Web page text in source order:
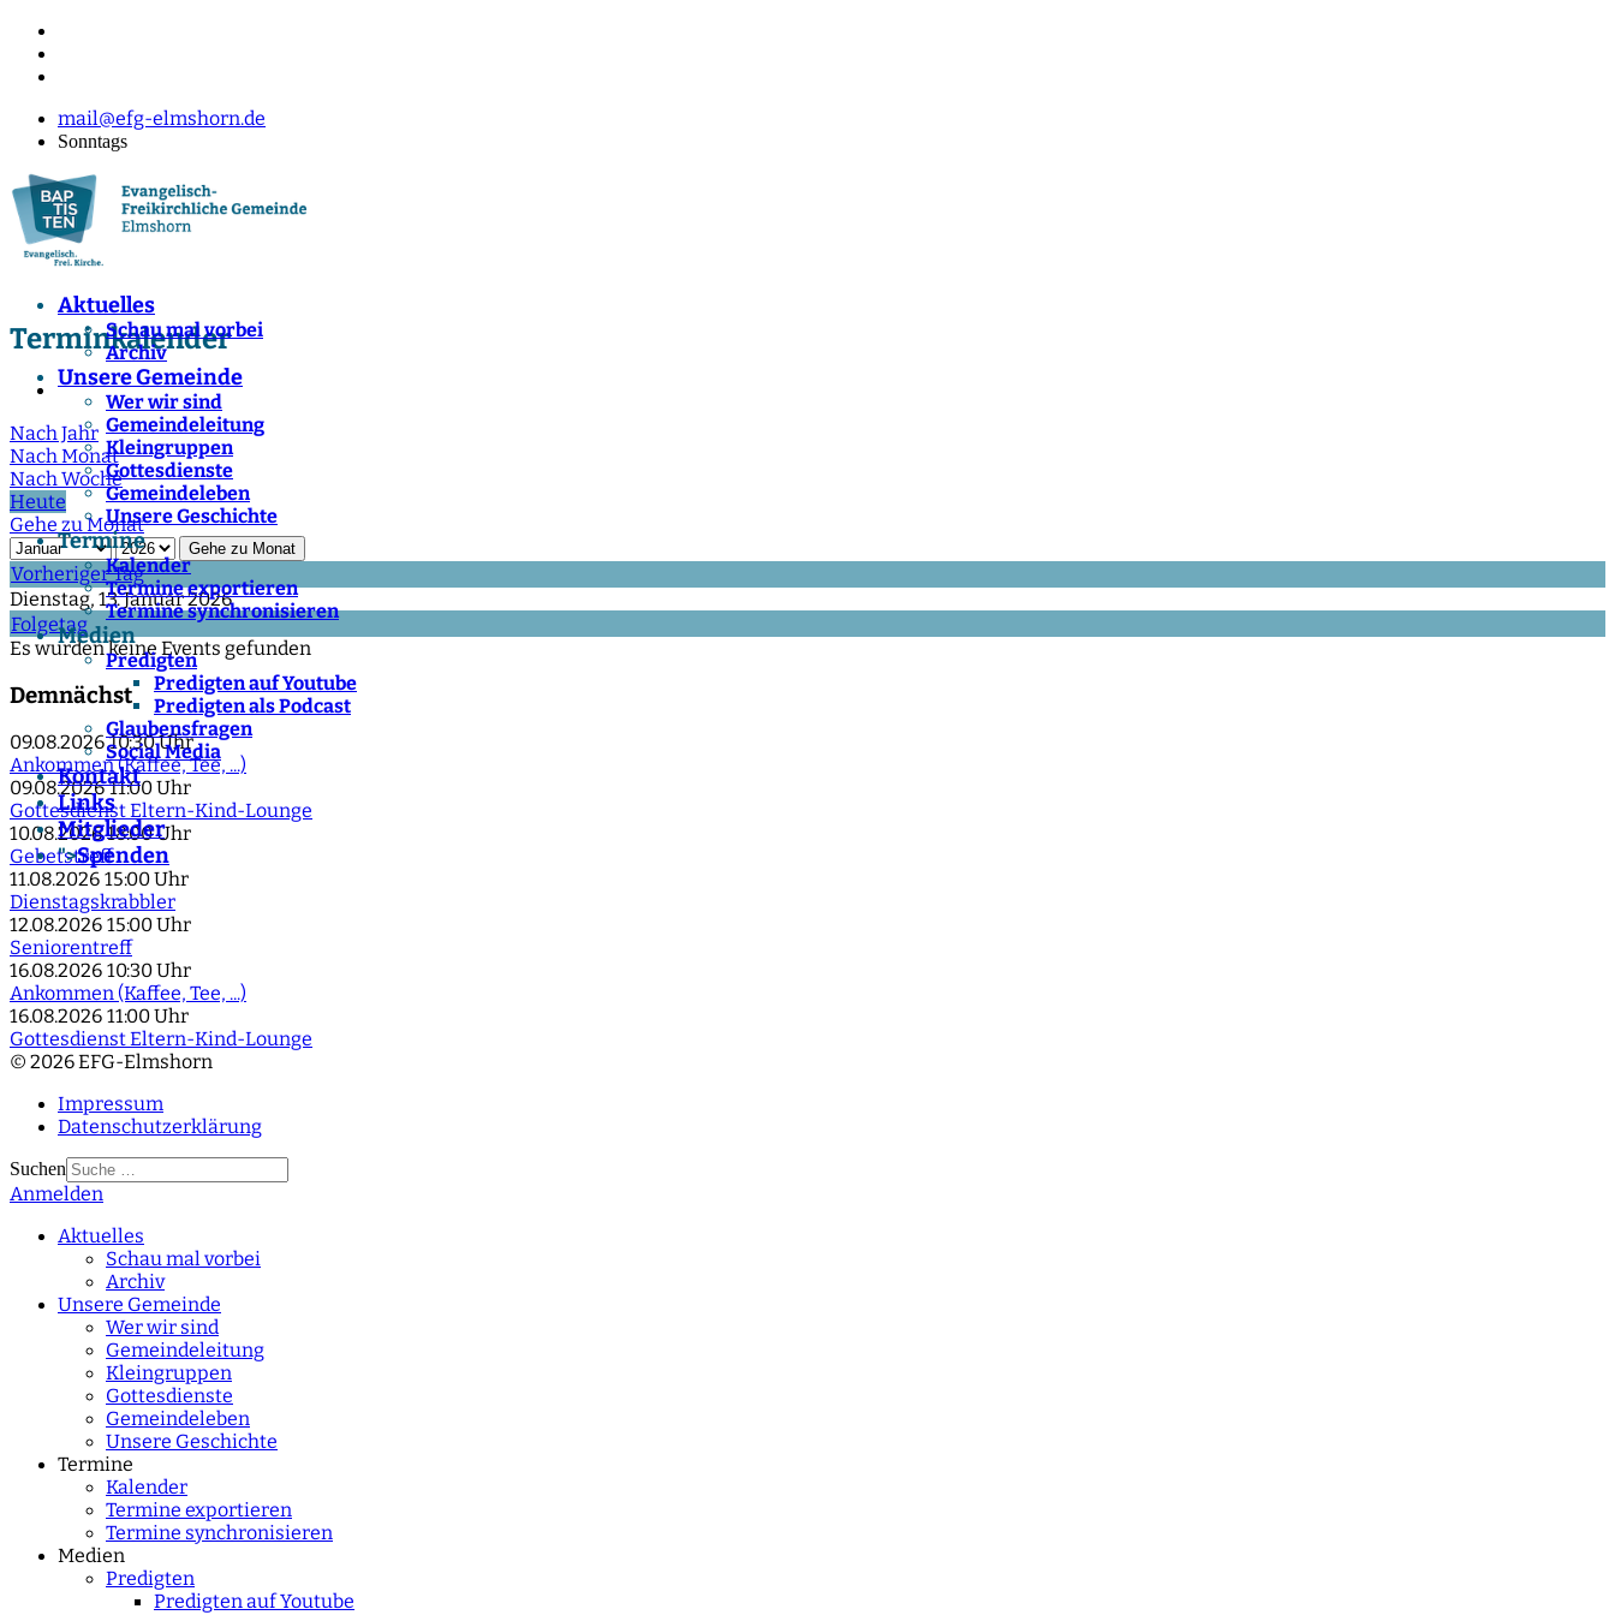
mail@efg-elmshorn.de
Sonntags
Aktuelles
Schau mal vorbei
Archiv
Unsere Gemeinde
Wer wir sind
Gemeindeleitung
Kleingruppen
Gottesdienste
Gemeindeleben
Unsere Geschichte
Termine
Kalender
Termine exportieren
Termine synchronisieren
Medien
Predigten
Predigten auf Youtube
Predigten als Podcast
Glaubensfragen
Social Media
Kontakt
Links
Mitglieder
">Spenden
Terminkalender
Nach Jahr
Nach Monat
Nach Woche
Heute
Gehe zu Monat
Gehe zu Monat
Vorheriger Tag
Dienstag, 13. Januar 2026
Folgetag
Es wurden keine Events gefunden
Demnächst
09.08.2026 10:30 Uhr
Ankommen (Kaffee, Tee, ...)
09.08.2026 11:00 Uhr
Gottesdienst Eltern-Kind-Lounge
10.08.2026 18:00 Uhr
Gebetstreff
11.08.2026 15:00 Uhr
Dienstagskrabbler
12.08.2026 15:00 Uhr
Seniorentreff
16.08.2026 10:30 Uhr
Ankommen (Kaffee, Tee, ...)
16.08.2026 11:00 Uhr
Gottesdienst Eltern-Kind-Lounge
© 2026 EFG-Elmshorn
Impressum
Datenschutzerklärung
Suchen
Type 2 or more
Anmelden
Aktuelles
Schau mal vorbei
Archiv
Unsere Gemeinde
Wer wir sind
Gemeindeleitung
Kleingruppen
Gottesdienste
Gemeindeleben
Unsere Geschichte
Termine
Kalender
Termine exportieren
Termine synchronisieren
Medien
Predigten
Predigten auf Youtube